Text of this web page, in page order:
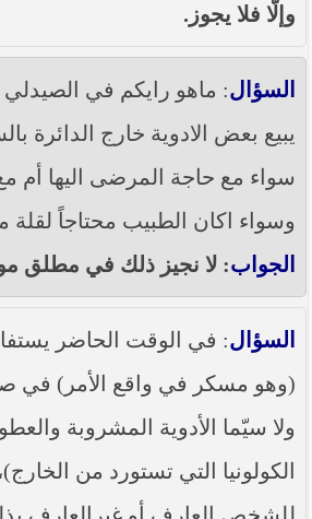
وإلّا فلا يجوز.
السؤال: ماهو رايكم في الصيدلي
يبيع بعض الادوية خارج الدائرة
سواء مع حاجة المرضى اليها أم
وسواء اكان الطبيب محتاجاً لقلة
الجواب: لا نجيز ذلك في مطلق
السؤال: في الوقت الحاضر
(وهو مسكر في واقع الأمر) في
ولا سيّما الأدوية المشروبة
الكولونيا التي تستورد من